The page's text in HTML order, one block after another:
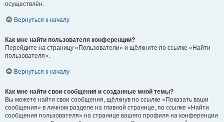
осуществлён.
Вернуться к началу
Как мне найти пользователя конференции?
Перейдите на страницу «Пользователи» и щёлкните по ссылке «Найти
пользователя».
Вернуться к началу
Как мне найти свои сообщения и созданные мной темы?
Вы можете найти свои сообщения, щёлкнув по ссылке «Показать ваши
сообщения» в личном разделе на главной странице, по ссылке «Найти
сообщения пользователя» на странице вашего профиля на конференции